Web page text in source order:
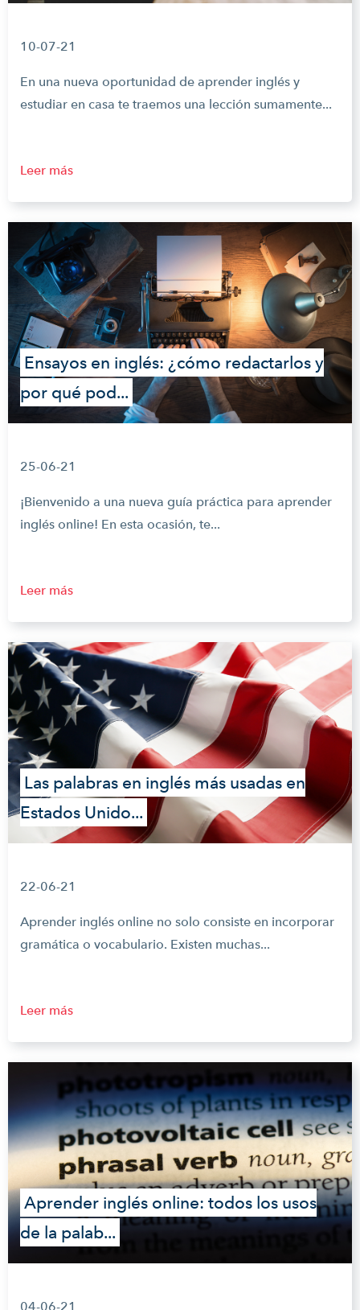
10-07-21
En una nueva oportunidad de aprender inglés y
estudiar en casa te traemos una lección sumamente...
Leer más
Ensayos en inglés: ¿cómo redactarlos y
por qué pod...
25-06-21
¡Bienvenido a una nueva guía práctica para aprender
inglés online! En esta ocasión, te...
Leer más
Las palabras en inglés más usadas en
Estados Unido...
22-06-21
Aprender inglés online no solo consiste en incorporar
gramática o vocabulario. Existen muchas...
Leer más
Aprender inglés online: todos los usos
de la palab...
04-06-21